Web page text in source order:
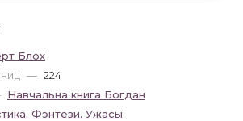
Блох
— 224
Навчальна книга Богдан
Фэнтези. Ужасы